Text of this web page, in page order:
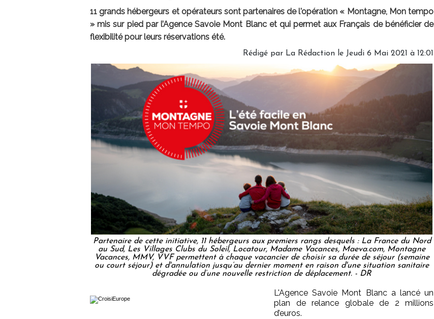
11 grands hébergeurs et opérateurs sont partenaires de l'opération « Montagne, Mon tempo
» mis sur pied par l’Agence Savoie Mont Blanc et qui permet aux Français de bénéficier de
flexibilité pour leurs réservations été.
Rédigé par La Rédaction le Jeudi 6 Mai 2021 à 12:01
Partenaire de cette initiative, 11 hébergeurs aux premiers rangs desquels : La France du Nord
au Sud, Les Villages Clubs du Soleil, Locatour, Madame Vacances, Maeva.com, Montagne
Vacances, MMV, VVF permettent à chaque vacancier de choisir sa durée de séjour (semaine
ou court séjour) et d'annulation jusqu’au dernier moment en raison d'une situation sanitaire
dégradée ou d’une nouvelle restriction de déplacement. - DR
L'Agence Savoie Mont Blanc a lancé un
plan de relance globale de 2 millions
d’euros.